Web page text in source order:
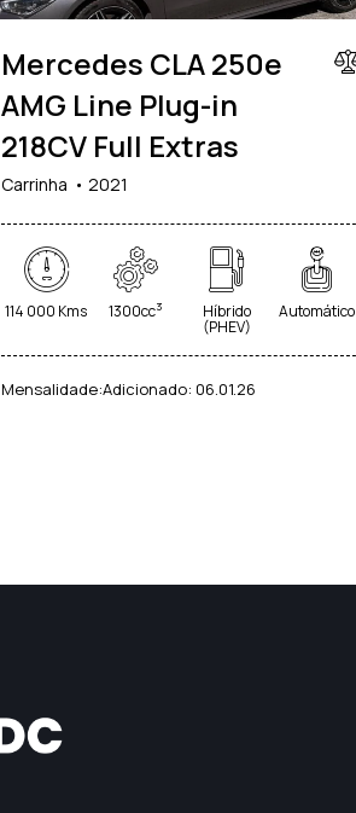
Mercedes CLA 250e
AMG Line Plug-in
218CV Full Extras
Carrinha 2021
114 000 Kms 1300cc3 Híbrido
(PHEV)
Automático
Mensalidade:Adicionado: 06.01.26